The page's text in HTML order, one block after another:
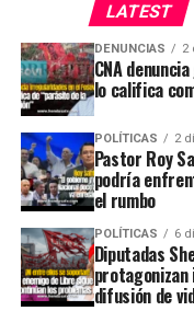
LATEST
DENUNCIAS 2
CNA
lo califica
POLÍTICAS 2
Pastor Roy
podría
el rumbo
POLÍTICAS 6
Diputadas
difusión de